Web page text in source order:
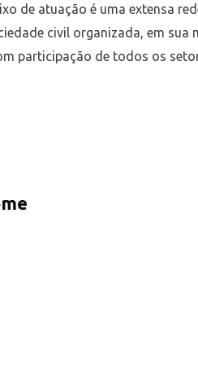
de atuação é uma extensa
civil organizada, em
participação de todos os